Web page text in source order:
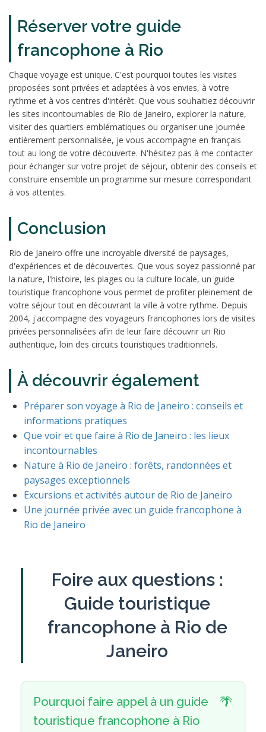
Réserver votre guide
francophone à Rio
Chaque voyage est unique. C'est pourquoi toutes les visites
proposées sont privées et adaptées à vos envies, à votre
rythme et à vos centres d'intérêt. Que vous souhaitiez découvrir
les sites incontournables de Rio de Janeiro, explorer la nature,
visiter des quartiers emblématiques ou organiser une journée
entièrement personnalisée, je vous accompagne en français
tout au long de votre découverte. N'hésitez pas à me contacter
pour échanger sur votre projet de séjour, obtenir des conseils et
construire ensemble un programme sur mesure correspondant
à vos attentes.
Conclusion
Rio de Janeiro offre une incroyable diversité de paysages,
d'expériences et de découvertes. Que vous soyez passionné par
la nature, l'histoire, les plages ou la culture locale, un guide
touristique francophone vous permet de profiter pleinement de
votre séjour tout en découvrant la ville à votre rythme. Depuis
2004, j'accompagne des voyageurs francophones lors de visites
privées personnalisées afin de leur faire découvrir un Rio
authentique, loin des circuits touristiques traditionnels.
À découvrir également
Préparer son voyage à Rio de Janeiro : conseils et
informations pratiques
Que voir et que faire à Rio de Janeiro : les lieux
incontournables
Nature à Rio de Janeiro : forêts, randonnées et
paysages exceptionnels
Excursions et activités autour de Rio de Janeiro
Une journée privée avec un guide francophone à
Rio de Janeiro
Foire aux questions :
Guide touristique
francophone à Rio de
Janeiro
Pourquoi faire appel à un guide
touristique francophone à Rio